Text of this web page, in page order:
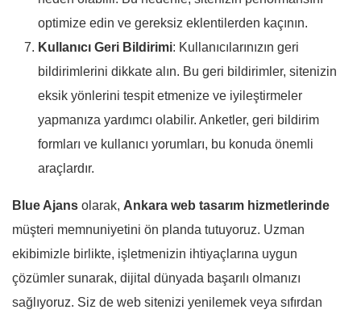
optimize edin ve gereksiz eklentilerden kaçının.
Kullanıcı Geri Bildirimi: Kullanıcılarınızın geri
bildirimlerini dikkate alın. Bu geri bildirimler, sitenizin
eksik yönlerini tespit etmenize ve iyileştirmeler
yapmanıza yardımcı olabilir. Anketler, geri bildirim
formları ve kullanıcı yorumları, bu konuda önemli
araçlardır.
Blue Ajans olarak, Ankara web tasarım hizmetlerinde
müşteri memnuniyetini ön planda tutuyoruz. Uzman
ekibimizle birlikte, işletmenizin ihtiyaçlarına uygun
çözümler sunarak, dijital dünyada başarılı olmanızı
sağlıyoruz. Siz de web sitenizi yenilemek veya sıfırdan